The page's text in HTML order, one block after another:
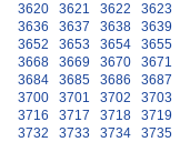
3620
3621 3622 3623
3636
3637 3638 3639
3652
3653 3654 3655
3668
3669 3670 3671
3684
3685 3686 3687
3700
3701 3702 3703
3716
3717 3718 3719
3732
3733 3734 3735